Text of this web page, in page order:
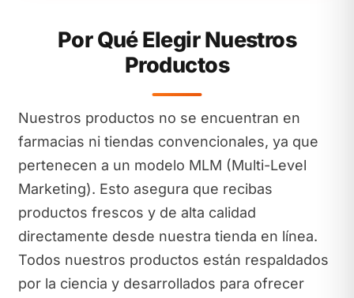
Por Qué Elegir Nuestros
Productos
Nuestros productos no se encuentran en
farmacias ni tiendas convencionales, ya que
pertenecen a un modelo MLM (Multi-Level
Marketing). Esto asegura que recibas
productos frescos y de alta calidad
directamente desde nuestra tienda en línea.
Todos nuestros productos están respaldados
por la ciencia y desarrollados para ofrecer